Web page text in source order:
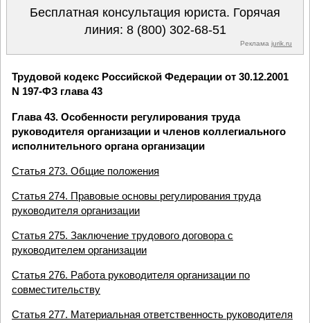
Бесплатная консультация юриста. Горячая
линия: 8 (800) 302-68-51
Реклама jurik.ru
Трудовой кодекс Российской Федерации от 30.12.2001
N 197-ФЗ глава 43
Глава 43. Особенности регулирования труда
руководителя организации и членов коллегиального
исполнительного органа организации
Статья 273. Общие положения
Статья 274. Правовые основы регулирования труда
руководителя организации
Статья 275. Заключение трудового договора с
руководителем организации
Статья 276. Работа руководителя организации по
совместительству
Статья 277. Материальная ответственность руководителя